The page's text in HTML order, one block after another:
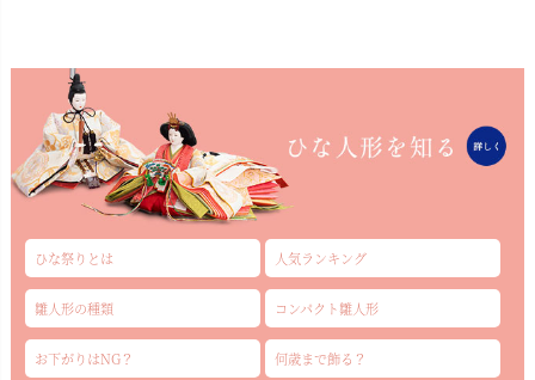
ひな祭りとは 人気ランキング
雛人形の種類 コンパクト雛人形
お下がりはNG？ 何歳まで飾る？